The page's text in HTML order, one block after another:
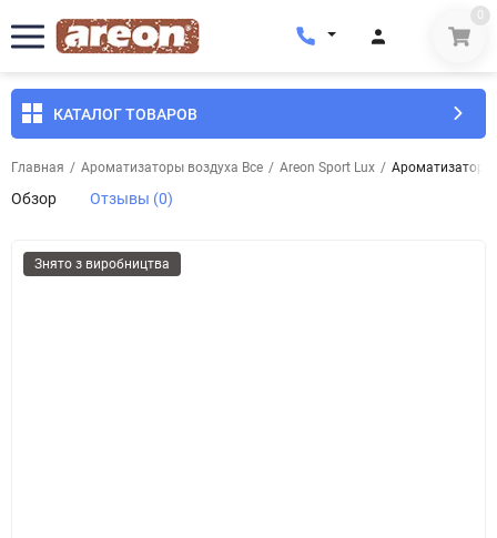
0
КАТАЛОГ ТОВАРОВ
Главная / Ароматизаторы воздуха Все / Areon Sport Lux / Ароматизатор
Обзор Отзывы (0)
Знято з виробництва